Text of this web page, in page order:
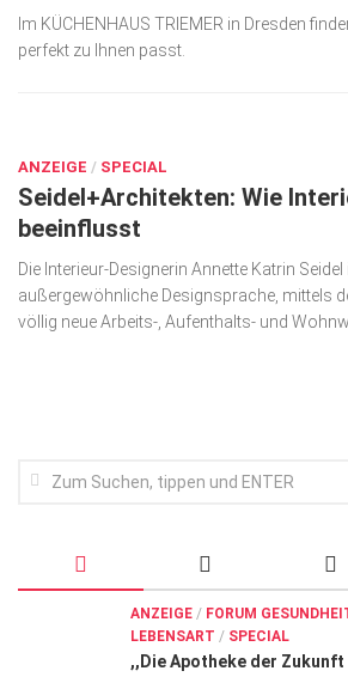
Special
Forum Gesundheit
Allgemein
Sehen
Innovationen
Im KÜCHENHAUS TRIEMER in Dresden
perfekt zu Ihnen passt.
ANZEIGE / SPECIAL
Seidel+Architekten: Wie
beeinflusst
Die Interieur-Designerin Annette Katrin
außergewöhnliche Designsprache, mittels
völlig neue Arbeits-, Aufenthalts- und
ANZEIGE / FORUM
LEBENSART / SPECIAL
,,Die Apotheke der